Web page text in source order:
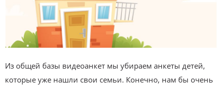
Из общей базы видеоанкет мы убираем анкеты детей,
которые уже нашли свои семьи. Конечно, нам бы очень